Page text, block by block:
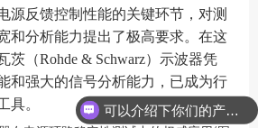
源反馈控制性能的关键环节，对测
和分析能力提出了极高要求。在这
茨（Rohde & Schwarz）示波器凭
和强大的信号分析能力，已成为行
具。
可以介绍下你们的产品么？